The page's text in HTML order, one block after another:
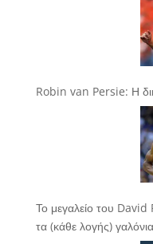
Robin van Persie: Η
Το μεγαλείο του
τα (κάθε λογής)